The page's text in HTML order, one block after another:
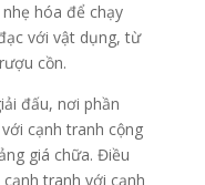
hóa để chạy
với vật dụng, từ
cồn.
đấu, nơi phần
cạnh tranh cộng
giá chữa. Điều
tranh với cạnh